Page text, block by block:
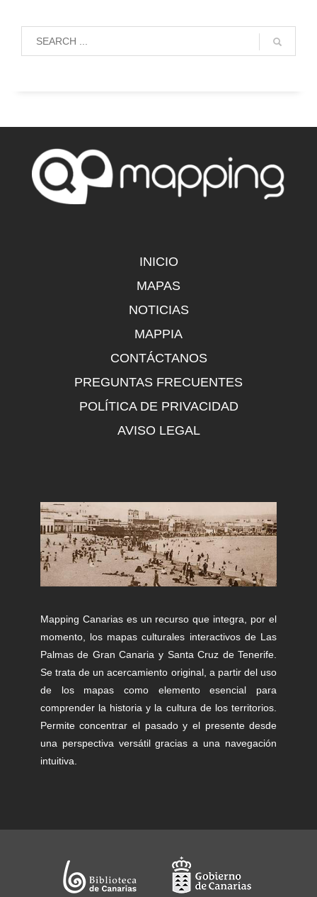
INICIO
MAPAS
NOTICIAS
MAPPIA
CONTÁCTANOS
PREGUNTAS FRECUENTES
POLÍTICA DE PRIVACIDAD
AVISO LEGAL
Mapping Canarias es un recurso que integra, por el
momento, los mapas culturales interactivos de Las
Palmas de Gran Canaria y Santa Cruz de Tenerife.
Se trata de un acercamiento original, a partir del uso
de los mapas como elemento esencial para
comprender la historia y la cultura de los territorios.
Permite concentrar el pasado y el presente desde
una perspectiva versátil gracias a una navegación
intuitiva.